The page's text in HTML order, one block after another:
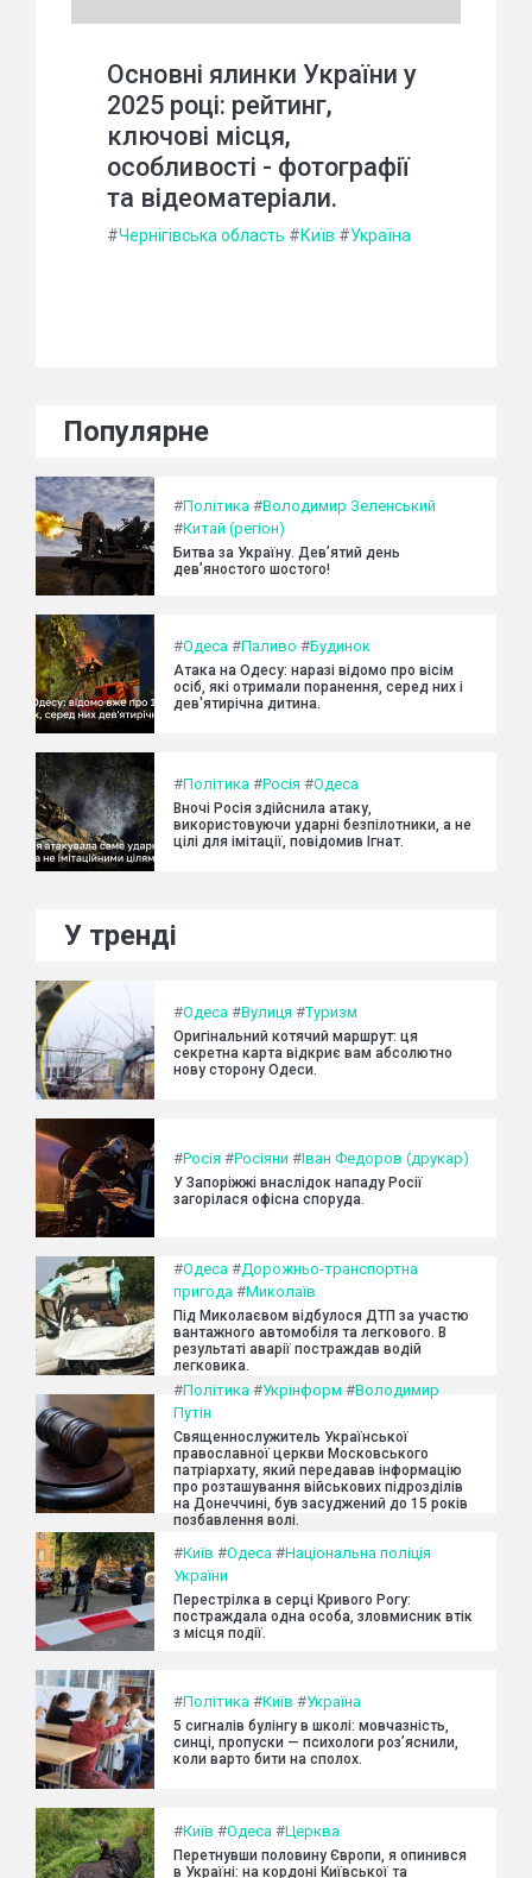
Основні ялинки України у
2025 році: рейтинг,
ключові місця,
особливості - фотографії
та відеоматеріали.
#Чернігівська область #Київ #Україна
Популярне
#Політика #Володимир Зеленський
#Китай (регіон)
Битва за Україну. Дев’ятий день
дев’яностого шостого!
#Одеса #Паливо #Будинок
Атака на Одесу: наразі відомо про вісім
осіб, які отримали поранення, серед них і
дев'ятирічна дитина.
#Політика #Росія #Одеса
Вночі Росія здійснила атаку,
використовуючи ударні безпілотники, а не
цілі для імітації, повідомив Ігнат.
У тренді
#Одеса #Вулиця #Туризм
Оригінальний котячий маршрут: ця
секретна карта відкриє вам абсолютно
нову сторону Одеси.
#Росія #Росіяни #Іван Федоров (друкар)
У Запоріжжі внаслідок нападу Росії
загорілася офісна споруда.
#Одеса #Дорожньо-транспортна
пригода #Миколаїв
Під Миколаєвом відбулося ДТП за участю
вантажного автомобіля та легкового. В
результаті аварії постраждав водій
легковика.
#Політика #Укрінформ #Володимир
Путін
Священнослужитель Української
православної церкви Московського
патріархату, який передавав інформацію
про розташування військових підрозділів
на Донеччині, був засуджений до 15 років
позбавлення волі.
#Київ #Одеса #Національна поліція
України
Перестрілка в серці Кривого Рогу:
постраждала одна особа, зловмисник втік
з місця події.
#Політика #Київ #Україна
5 сигналів булінгу в школі: мовчазність,
синці, пропуски — психологи роз’яснили,
коли варто бити на сполох.
#Київ #Одеса #Церква
Перетнувши половину Європи, я опинився
в Україні: на кордоні Київської та